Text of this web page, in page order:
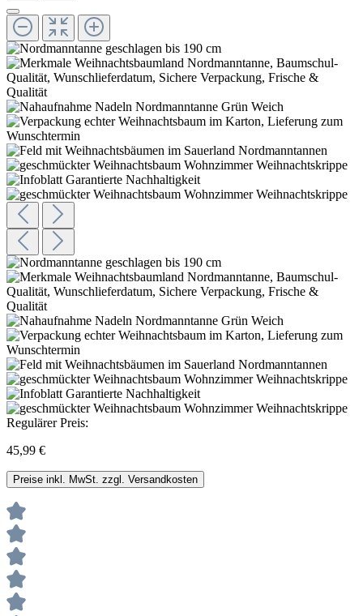
Regulärer Preis:
45,99 €
Preise inkl. MwSt. zzgl. Versandkosten